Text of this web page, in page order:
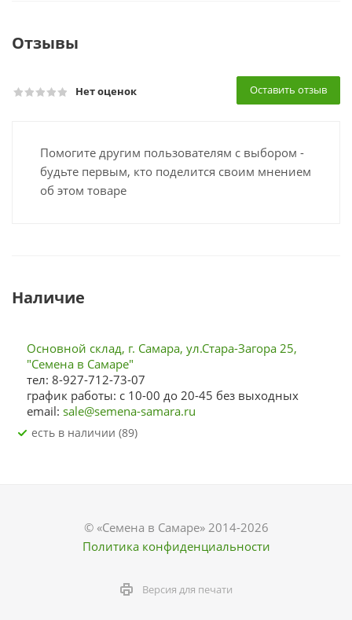
Отзывы
Нет оценок Оставить отзыв
Помогите другим пользователям с выбором -
будьте первым, кто поделится своим мнением
об этом товаре
Наличие
Основной склад, г. Самара, ул.Стара-Загора 25,
"Семена в Самаре"
тел: 8-927-712-73-07
график работы: с 10-00 до 20-45 без выходных
email: sale@semena-samara.ru
Есть в наличии (89)
© «Семена в Самаре» 2014-2026
Политика конфиденциальности
Версия для печати